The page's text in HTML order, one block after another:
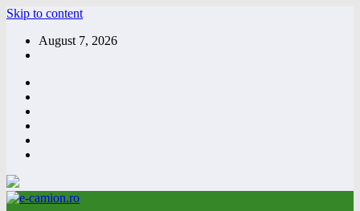
Skip to content
August 7, 2026